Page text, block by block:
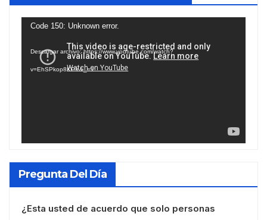
Reproductor
vídeo
Code 150: Unknown error.
Descargar archivo: https://www.youtube.com/watch?
v=EhSPkop8KPY&_=1
Pregunta Del Día
¿Esta usted de acuerdo que solo personas